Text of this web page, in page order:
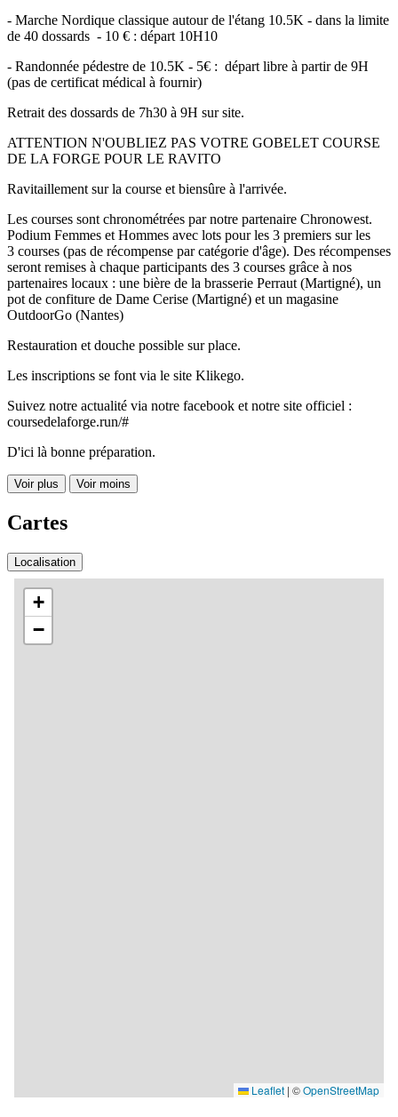
- Marche Nordique classique autour de l'étang 10.5K - dans la limite
de 40 dossards - 10 € : départ 10H10
- Randonnée pédestre de 10.5K - 5€ : départ libre à partir de 9H
(pas de certificat médical à fournir)
Retrait des dossards de 7h30 à 9H sur site.
ATTENTION N'OUBLIEZ PAS VOTRE GOBELET COURSE
DE LA FORGE POUR LE RAVITO
Ravitaillement sur la course et biensûre à l'arrivée.
Les courses sont chronométrées par notre partenaire Chronowest.
Podium Femmes et Hommes avec lots pour les 3 premiers sur les
3 courses (pas de récompense par catégorie d'âge). Des récompenses
seront remises à chaque participants des 3 courses grâce à nos
partenaires locaux : une bière de la brasserie Perraut (Martigné), un
pot de confiture de Dame Cerise (Martigné) et un magasine
OutdoorGo (Nantes)
Restauration et douche possible sur place.
Les inscriptions se font via le site Klikego.
Suivez notre actualité via notre facebook et notre site officiel :
coursedelaforge.run/#
D'ici là bonne préparation.
Voir plus Voir moins
Cartes
Localisation